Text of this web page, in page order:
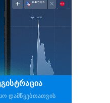
Დამწყებთათვის